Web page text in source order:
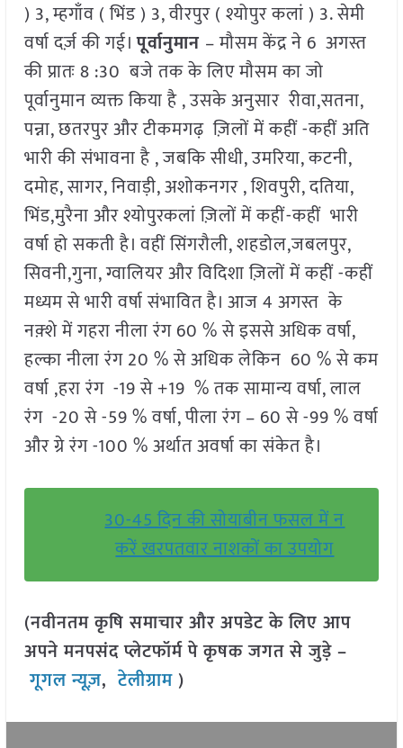
) 3, म्हगाँव ( भिंड ) 3, वीरपुर ( श्योपुर कलां ) 3. सेमी
वर्षा दर्ज़ की गई।पूर्वानुमान – मौसम केंद्र ने 6 अगस्त
की प्रातः 8 :30 बजे तक के लिए मौसम का जो
पूर्वानुमान व्यक्त किया है , उसके अनुसार रीवा,सतना,
पन्ना, छतरपुर और टीकमगढ़ ज़िलों में कहीं -कहीं अति
भारी की संभावना है , जबकि सीधी, उमरिया, कटनी,
दमोह, सागर, निवाड़ी, अशोकनगर , शिवपुरी, दतिया,
भिंड,मुरैना और श्योपुरकलां ज़िलों में कहीं-कहीं भारी
वर्षा हो सकती है। वहीं सिंगरौली, शहडोल,जबलपुर,
सिवनी,गुना, ग्वालियर और विदिशा ज़िलों में कहीं -कहीं
मध्यम से भारी वर्षा संभावित है। आज 4 अगस्त के
नक़्शे में गहरा नीला रंग 60 % से इससे अधिक वर्षा,
हल्का नीला रंग 20 % से अधिक लेकिन 60 % से कम
वर्षा ,हरा रंग -19 से +19 % तक सामान्य वर्षा, लाल
रंग -20 से -59 % वर्षा, पीला रंग – 60 से -99 % वर्षा
और ग्रे रंग -100 % अर्थात अवर्षा का संकेत है।
30-45 दिन की सोयाबीन फसल में न
करें खरपतवार नाशकों का उपयोग
(नवीनतम कृषि समाचार और अपडेट के लिए आप
अपने मनपसंद प्लेटफॉर्म पे कृषक जगत से जुड़े –
गूगल न्यूज़,टेलीग्राम )